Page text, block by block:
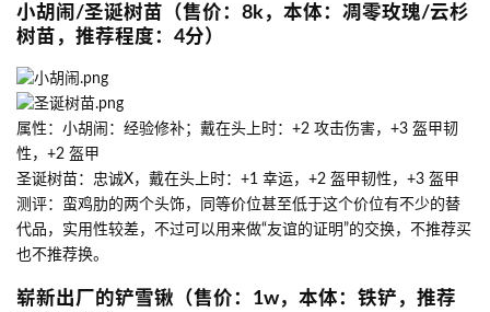
小胡闹/圣诞树苗（售价：8k，本体：凋零玫瑰/云杉
树苗，推荐程度：4分）
属性：小胡闹：经验修补；戴在头上时：+2 攻击伤害，+3 盔甲韧
性，+2 盔甲
圣诞树苗：忠诚X，戴在头上时：+1 幸运，+2 盔甲韧性，+3 盔甲
测评：蛮鸡肋的两个头饰，同等价位甚至低于这个价位有不少的替
代品，实用性较差，不过可以用来做“友谊的证明”的交换，不推荐买
也不推荐换。
崭新出厂的铲雪锹（售价：1w，本体：铁铲，推荐